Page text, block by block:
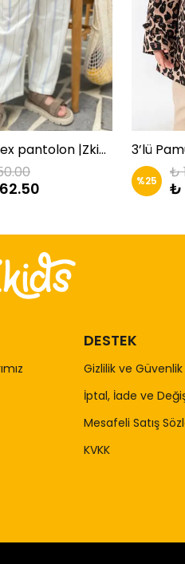
Çizgili Unisex pantolon |Zkids 3’lü
%25 ₺
₺
DESTEK
Gizlilik ve Güvenlik
İptal, İade ve
Mesafeli Satış
KVKK